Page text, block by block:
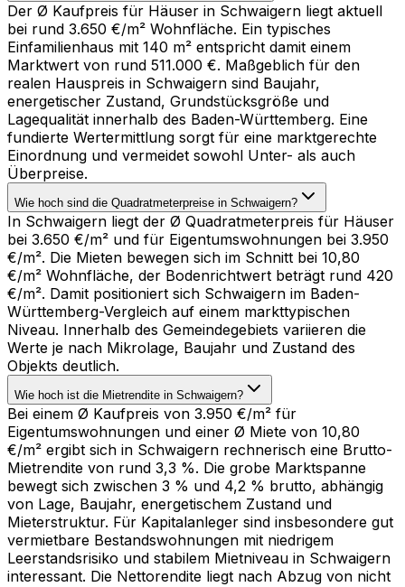
Der Ø Kaufpreis für Häuser in Schwaigern liegt aktuell
bei rund 3.650 €/m² Wohnfläche. Ein typisches
Einfamilienhaus mit 140 m² entspricht damit einem
Marktwert von rund 511.000 €. Maßgeblich für den
realen Hauspreis in Schwaigern sind Baujahr,
energetischer Zustand, Grundstücksgröße und
Lagequalität innerhalb des Baden-Württemberg. Eine
fundierte Wertermittlung sorgt für eine marktgerechte
Einordnung und vermeidet sowohl Unter- als auch
Überpreise.
Wie hoch sind die Quadratmeterpreise in Schwaigern?
In Schwaigern liegt der Ø Quadratmeterpreis für Häuser
bei 3.650 €/m² und für Eigentumswohnungen bei 3.950
€/m². Die Mieten bewegen sich im Schnitt bei 10,80
€/m² Wohnfläche, der Bodenrichtwert beträgt rund 420
€/m². Damit positioniert sich Schwaigern im Baden-
Württemberg-Vergleich auf einem markttypischen
Niveau. Innerhalb des Gemeindegebiets variieren die
Werte je nach Mikrolage, Baujahr und Zustand des
Objekts deutlich.
Wie hoch ist die Mietrendite in Schwaigern?
Bei einem Ø Kaufpreis von 3.950 €/m² für
Eigentumswohnungen und einer Ø Miete von 10,80
€/m² ergibt sich in Schwaigern rechnerisch eine Brutto-
Mietrendite von rund 3,3 %. Die grobe Marktspanne
bewegt sich zwischen 3 % und 4,2 % brutto, abhängig
von Lage, Baujahr, energetischem Zustand und
Mieterstruktur. Für Kapitalanleger sind insbesondere gut
vermietbare Bestandswohnungen mit niedrigem
Leerstandsrisiko und stabilem Mietniveau in Schwaigern
interessant. Die Nettorendite liegt nach Abzug von nicht